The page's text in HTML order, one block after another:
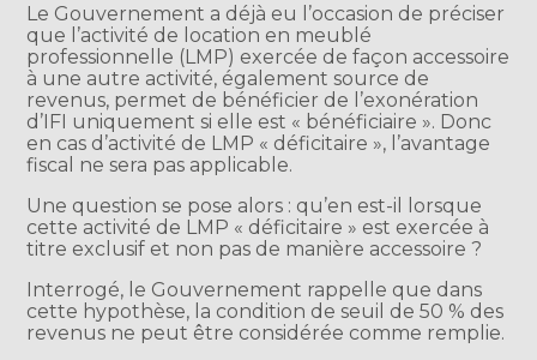
Le Gouvernement a déjà eu l’occasion de préciser
que l’activité de location en meublé
professionnelle (LMP) exercée de façon accessoire
à une autre activité, également source de
revenus, permet de bénéficier de l’exonération
d’IFI uniquement si elle est « bénéficiaire ». Donc
en cas d’activité de LMP « déficitaire », l’avantage
fiscal ne sera pas applicable.
Une question se pose alors : qu’en est-il lorsque
cette activité de LMP « déficitaire » est exercée à
titre exclusif et non pas de manière accessoire ?
Interrogé, le Gouvernement rappelle que dans
cette hypothèse, la condition de seuil de 50 % des
revenus ne peut être considérée comme remplie.